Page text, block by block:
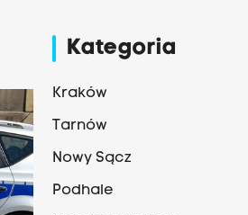
Kategoria
Kraków
Tarnów
Nowy Sącz
Podhale